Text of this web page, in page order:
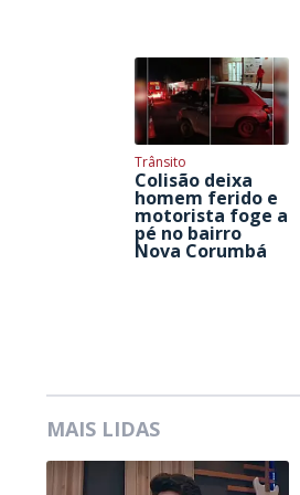
Trânsito
Colisão deixa
homem ferido e
motorista foge a
pé no bairro
Nova Corumbá
MAIS LIDAS